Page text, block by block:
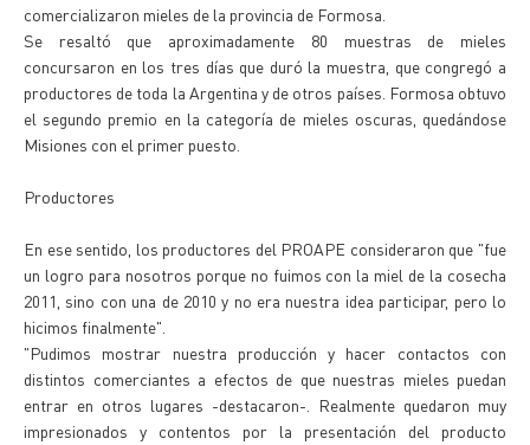
comercializaron mieles de la provincia de Formosa.
Se resaltó que aproximadamente 80 muestras de mieles
concursaron en los tres días que duró la muestra, que congregó a
productores de toda la Argentina y de otros países. Formosa obtuvo
el segundo premio en la categoría de mieles oscuras, quedándose
Misiones con el primer puesto.
Productores
En ese sentido, los productores del PROAPE consideraron que "fue
un logro para nosotros porque no fuimos con la miel de la cosecha
2011, sino con una de 2010 y no era nuestra idea participar, pero lo
hicimos finalmente".
"Pudimos mostrar nuestra producción y hacer contactos con
distintos comerciantes a efectos de que nuestras mieles puedan
entrar en otros lugares -destacaron-. Realmente quedaron muy
impresionados y contentos por la presentación del producto